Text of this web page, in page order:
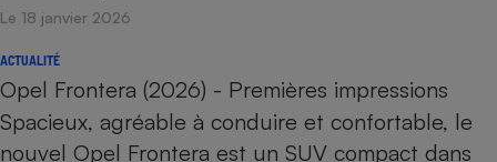
Le 18 janvier 2026
ACTUALITÉ
Opel Frontera (2026) - Premières impressions
Spacieux, agréable à conduire et confortable, le
nouvel Opel Frontera est un SUV compact dans